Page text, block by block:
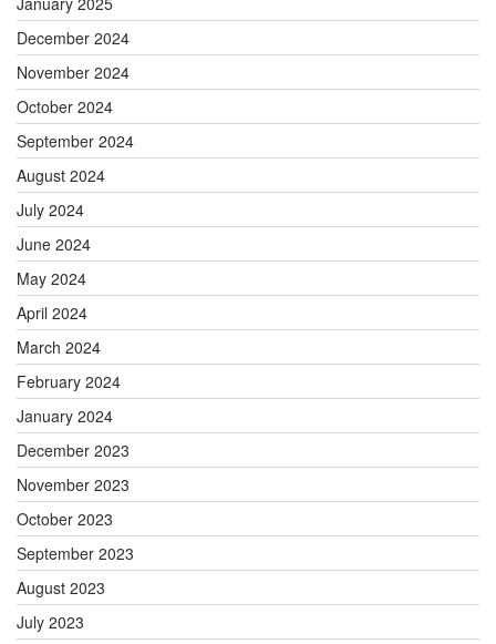
December 2024
November 2024
October 2024
September 2024
August 2024
July 2024
June 2024
May 2024
April 2024
March 2024
February 2024
January 2024
December 2023
November 2023
October 2023
September 2023
August 2023
July 2023